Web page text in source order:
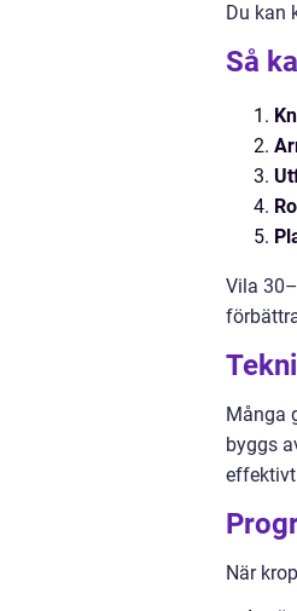
Du kan
Så
Vila
Många
byggs
effektivt
När